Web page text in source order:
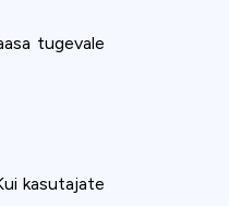
tugevale
kasutajate